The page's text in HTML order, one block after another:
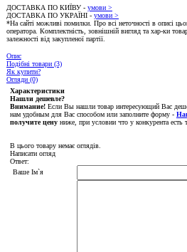
ДОСТАВКА ПО КИЇВУ - умови >
ДОСТАВКА ПО УКРАЇНІ - умови >
*На сайті можливі помилки. Про всі неточності в описі
оператора. Комплектність, зовнішній вигляд та хар-ки
залежності від закупленої партії.
Опис
Подібні товари (3)
Як купити?
Огляди (0)
Характеристики
Нашли дешевле?
Внимание!Если Вы нашли товар интересующий Вас
нам удобным для Вас способом или заполните форму -
получите ценуниже, при условии что у конкурента есть
В цього товару немає оглядів.
Написати огляд
Ответ:
Ваше Ім`я